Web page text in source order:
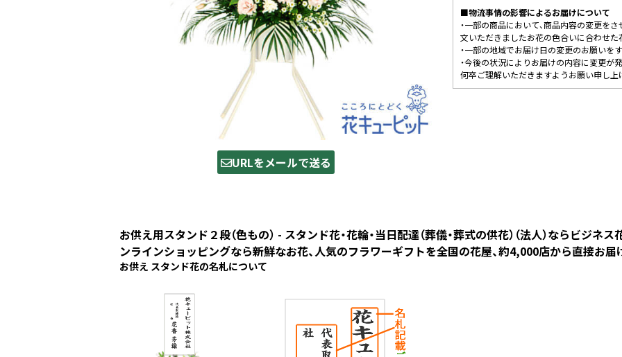
URLをメールで送る
■物流事情の影響によるお届けについて
・一部の商品において、商品内容の変更を
文いただきましたお花の色合いに合わせた
・一部の地域でお届け日の変更のお願いを
・今後の状況によりお届けの内容に変更が
何卒ご理解いただきますようお願い申し上
お供え用スタンド２段（色もの） - スタンド花・花輪・当日配達（葬儀・葬式の供花）（法人）ならビジ
ンラインショッピングなら新鮮なお花、人気のフラワーギフトを全国の花屋、約4,000店から直接お届
お供え スタンド花の名札について